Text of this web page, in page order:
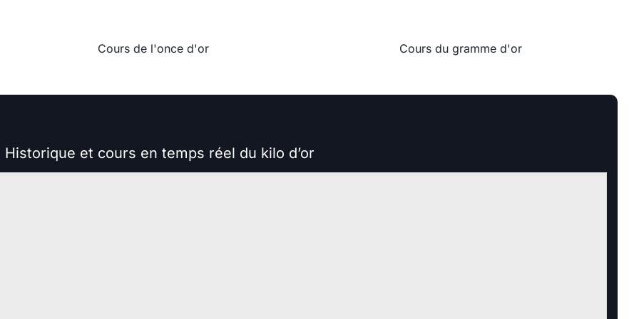
Cours de l'once d'or Cours du gramme d'or
Historique et cours en temps réel du kilo d’or